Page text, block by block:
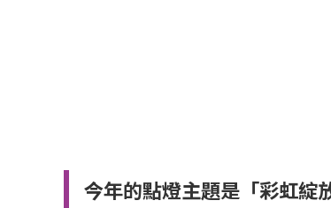
今年的點燈主題是「彩虹綻